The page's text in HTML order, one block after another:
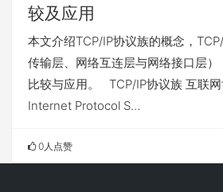
较及应用
本文介绍TCP/IP协议族的概念，TCP/
传输层、网络互连层与网络接口层）
比较与应用。 TCP/IP协议族 互联网
Internet Protocol S…
0人点赞